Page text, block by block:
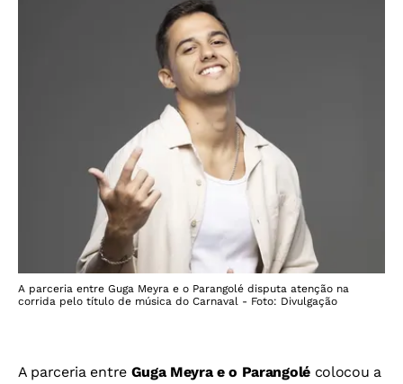
A parceria entre Guga Meyra e o Parangolé disputa atenção na
corrida pelo título de música do Carnaval - Foto: Divulgação
A parceria entre Guga Meyra e o Parangolécolocou a